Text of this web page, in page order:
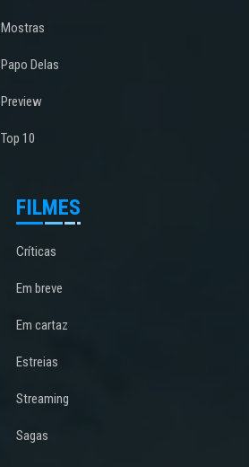
Mostras
Papo Delas
Preview
Top 10
FILMES
Críticas
Em breve
Em cartaz
Estreias
Streaming
Sagas